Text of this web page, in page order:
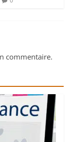
commentaire.